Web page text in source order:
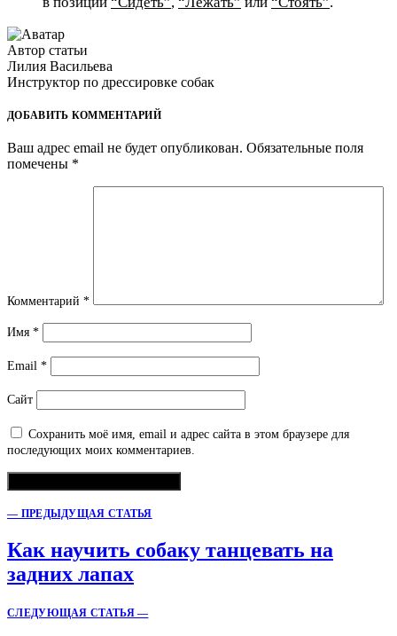
Автор статьи
Лилия Васильева
Инструктор по дрессировке собак
ДОБАВИТЬ КОММЕНТАРИЙ
Ваш адрес email не будет опубликован. Обязательные поля
помечены *
Комментарий *
Имя *
Email *
Сайт
Сохранить моё имя, email и адрес сайта в этом браузере для
последующих моих комментариев.
— ПРЕДЫДУЩАЯ СТАТЬЯ
Как научить собаку танцевать на
задних лапах
СЛЕДУЮЩАЯ СТАТЬЯ —